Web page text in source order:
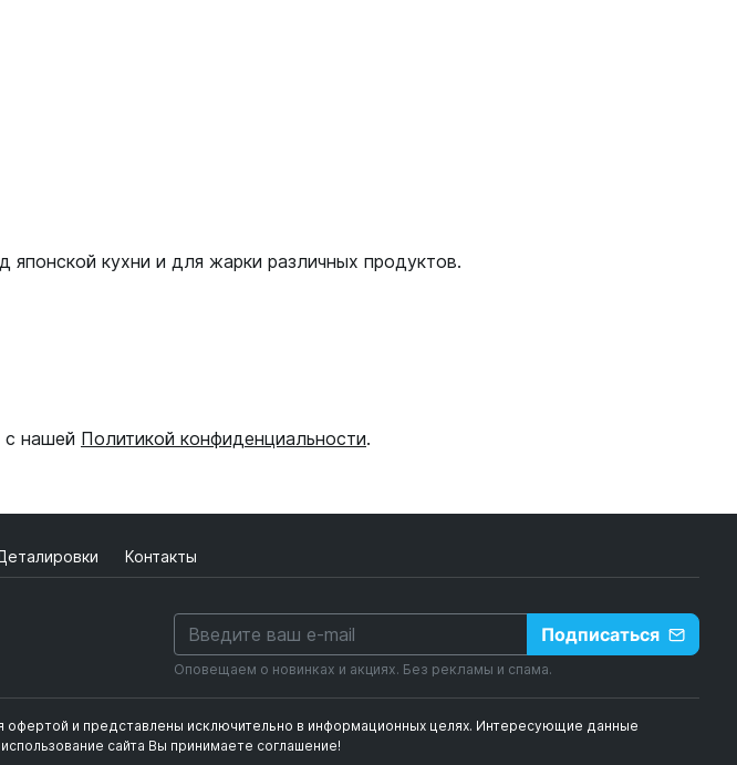
японской кухни и для жарки различных продуктов.
Контакты
Подписаться
Оповещаем о новинках и акциях. Без рекламы и спама.
офертой и представлены исключительно в информационных целях. Интересующие данные
сайта Вы принимаете соглашение!
с нашей Политикой конфиденциальности.